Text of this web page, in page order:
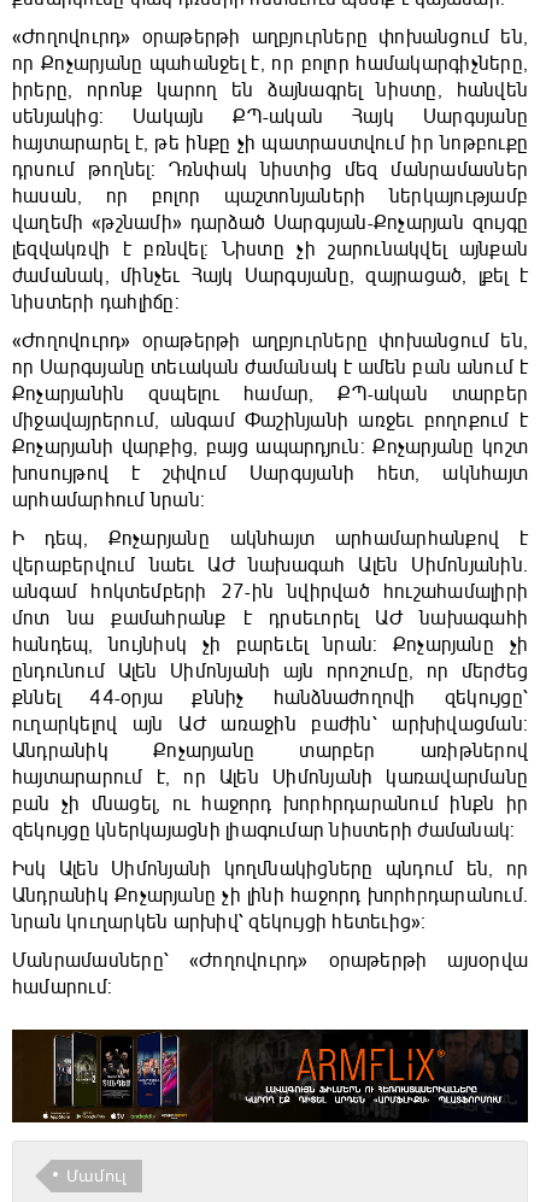
«Ժողովուրդ» օրաթերթի աղբյուրները փոխանցում են,
որ Քոչարյանը պահանջել է, որ բոլոր համակարգիչները,
իրերը, որոնք կարող են ձայնագրել նիստը, հանվեն
սենյակից: Սակայն ՔՊ-ական Հայկ Սարգսյանը
հայտարարել է, թե ինքը չի պատրաստվում իր նոթբուքը
դրսում թողնել: Դռնփակ նիստից մեզ մանրամասներ
հասան, որ բոլոր պաշտոնյաների ներկայությամբ
վաղեմի «թշնամի» դարձած Սարգսյան-Քոչարյան զույգը
լեզվակռվի է բռնվել: Նիստը չի շարունակվել այնքան
ժամանակ, մինչեւ Հայկ Սարգսյանը, զայրացած, լքել է
նիստերի դահլիճը:
«Ժողովուրդ» օրաթերթի աղբյուրները փոխանցում են,
որ Սարգսյանը տեւական ժամանակ է ամեն բան անում է
Քոչարյանին զսպելու համար, ՔՊ-ական տարբեր
միջավայրերում, անգամ Փաշինյանի առջեւ բողոքում է
Քոչարյանի վարքից, բայց ապարդյուն: Քոչարյանը կոշտ
խոսույթով է շփվում Սարգսյանի հետ, ակնհայտ
արհամարհում նրան:
Ի դեպ, Քոչարյանը ակնհայտ արհամարհանքով է
վերաբերվում նաեւ ԱԺ նախագահ Ալեն Սիմոնյանին.
անգամ հոկտեմբերի 27-ին նվիրված հուշահամալիրի
մոտ նա քամահրանք է դրսեւորել ԱԺ նախագահի
հանդեպ, նույնիսկ չի բարեւել նրան: Քոչարյանը չի
ընդունում Ալեն Սիմոնյանի այն որոշումը, որ մերժեց
քննել 44-օրյա քննիչ հանձնաժողովի զեկույցը՝
ուղարկելով այն ԱԺ առաջին բաժին՝ արխիվացման:
Անդրանիկ Քոչարյանը տարբեր առիթներով
հայտարարում է, որ Ալեն Սիմոնյանի կառավարմանը
բան չի մնացել, ու հաջորդ խորհրդարանում ինքն իր
զեկույցը կներկայացնի լիագումար նիստերի ժամանակ:
Իսկ Ալեն Սիմոնյանի կողմնակիցները պնդում են, որ
Անդրանիկ Քոչարյանը չի լինի հաջորդ խորհրդարանում.
նրան կուղարկեն արխիվ՝ զեկույցի հետեւից»։
Մանրամասները՝ «Ժողովուրդ» օրաթերթի այսօրվա
համարում:
Մամուլ